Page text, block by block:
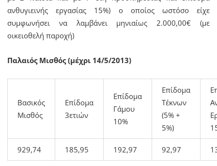
ανθυγιεινής εργασίας 15%) ο οποίος ωστόσο είχε
συμφωνήσει να λαμβάνει μηνιαίως 2.000,00€ (με
οικειοθελή παροχή)
Παλαιός Μισθός (μέχρι 14/5/2013)
Βασικός
Μισθός
Επίδομα
3ετιών
Επίδομα
Γάμου
10%
Επίδομα
Τέκνων
(5% +
5%)
929,74 185,95 192,97 92,97